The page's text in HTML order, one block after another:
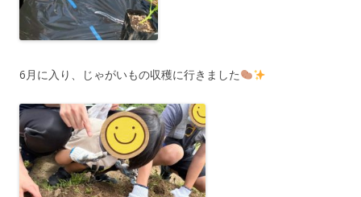
6月に入り、じゃがいもの収穫に行きました